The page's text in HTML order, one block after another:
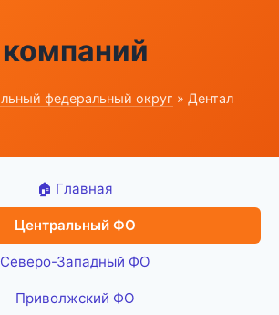
федеральный округ » Дентал
🏠 Главная
Центральный ФО
Северо-Западный ФО
Приволжский ФО